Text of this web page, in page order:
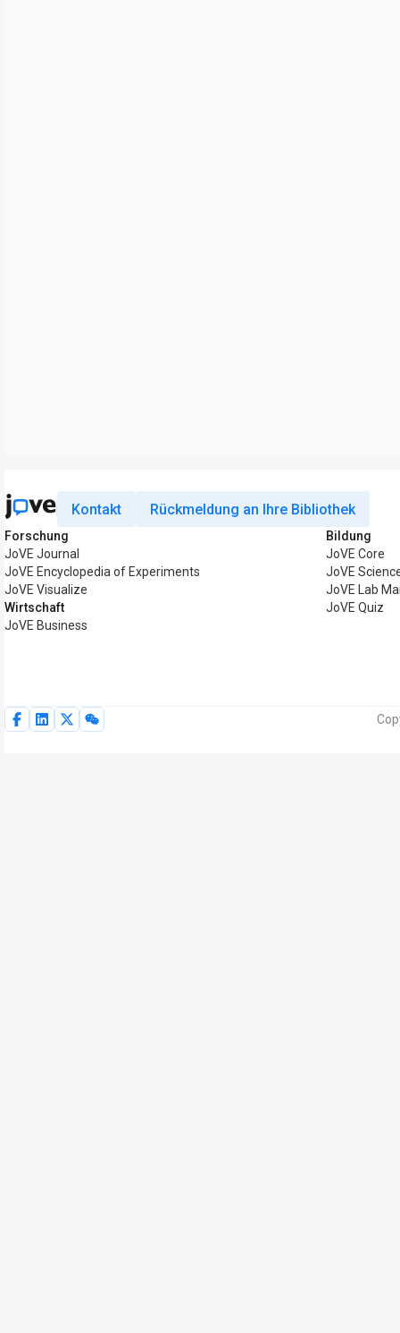
Kontakt Rückmeldung an Ihre Bibliothek
Forschung
JoVE Journal
JoVE Encyclopedia of Experiments
JoVE Visualize
Wirtschaft
JoVE Business
Bildung
JoVE Core
JoVE
JoVE Lab
JoVE Quiz